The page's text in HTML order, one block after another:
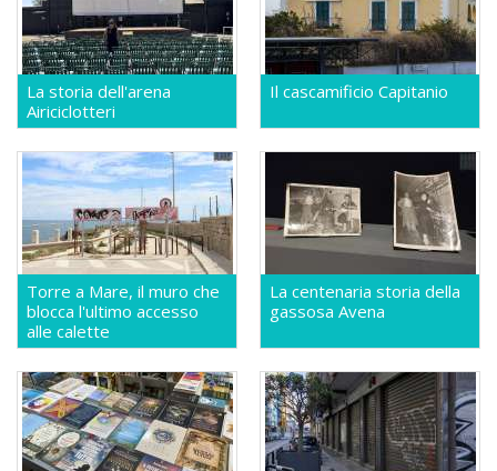
La storia dell'arena
Airiciclotteri
Il cascamificio Capitanio
Torre a Mare, il muro che
blocca l'ultimo accesso
alle calette
La centenaria storia della
gassosa Avena